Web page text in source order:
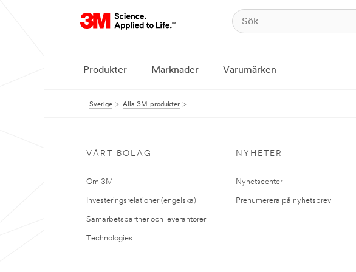
Produkter Marknader Varumärken
Sverige Alla 3M-produkter
VÅRT BOLAG
Om 3M
Investeringsrelationer (engelska)
Samarbetspartner och leverantörer
Technologies
NYHETER
Nyhetscenter
Prenumerera på nyhetsbrev